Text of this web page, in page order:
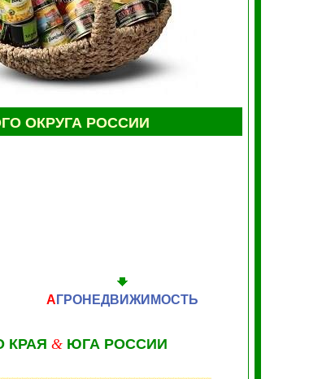
ОКРУГА РОССИИ
А ГРОНЕДВИЖИМОСТЬ
КРАЯ & ЮГА РОССИИ